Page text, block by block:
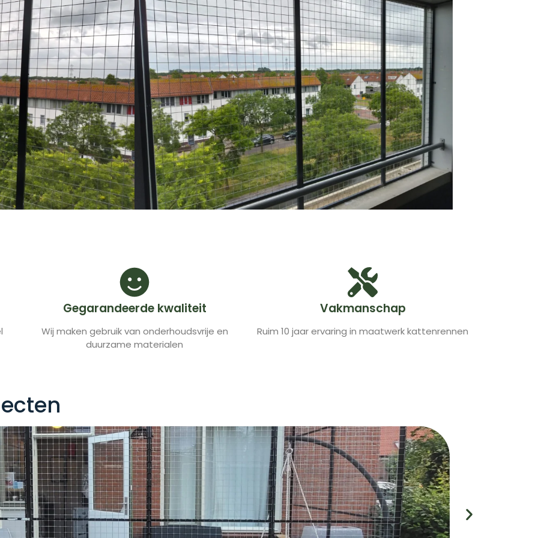
Gegarandeerde kwaliteit
Wij maken gebruik van onderhoudsvrije en
duurzame materialen
Vakmanschap
Ruim 10 jaar ervaring in maatwerk kattenrennen